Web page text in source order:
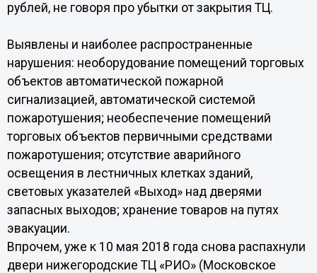
рублей, не говоря про убытки от закрытия ТЦ.
Выявлены и наиболее распространенные
нарушения: необорудование помещений торговых
объектов автоматической пожарной
сигнализацией, автоматической системой
пожаротушения; необеспечение помещений
торговых объектов первичными средствами
пожаротушения; отсутствие аварийного
освещения в лестничных клетках зданий,
световых указателей «Выход» над дверями
запасных выходов; хранение товаров на путях
эвакуации.
Впрочем, уже к 10 мая 2018 года снова распахнули
двери нижегородские ТЦ «РИО» (Московское